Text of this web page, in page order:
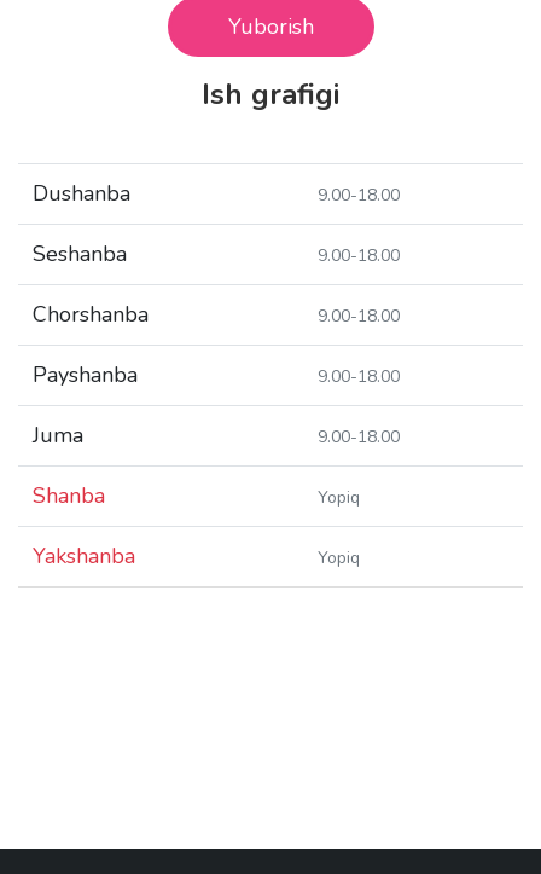
Yuborish
Ish grafigi
Dushanba 9.00-18.00
Seshanba 9.00-18.00
Chorshanba 9.00-18.00
Payshanba 9.00-18.00
Juma 9.00-18.00
Shanba Yopiq
Yakshanba Yopiq